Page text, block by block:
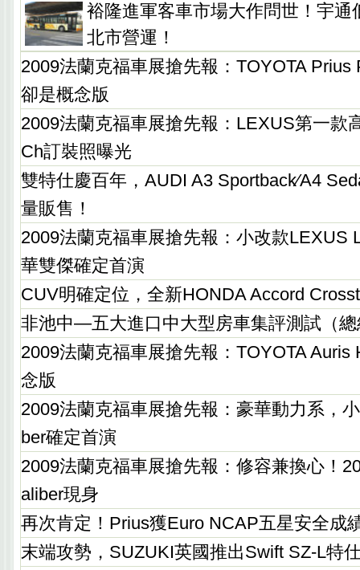
裕隆進軍客車市場大作問世！宇通
北市營運！
2009法蘭克福車展搶先報：TOYOTA Prius
卻是概念版
2009法蘭克福車展搶先報：LEXUS第一款
Ch訂裝照曝光
雙特仕慶百年，AUDI A3 Sportback∕A4
量販售！
2009法蘭克福車展搶先報：小改款LEXUS
華雙傑確定首演
CUV明確定位，全新HONDA Accord
非池中—五大進口中大型房車集評測試（總
2009法蘭克福車展搶先報：TOYOTA Auris
念版
2009法蘭克福車展搶先報：豪華動力系，
ber確定首演
2009法蘭克福車展搶先報：修容兼換心！
aliber現身
再次肯定！Prius獲Euro NCAP五星安全成
末端攻勢，SUZUKI英國推出Swift SZ-L特